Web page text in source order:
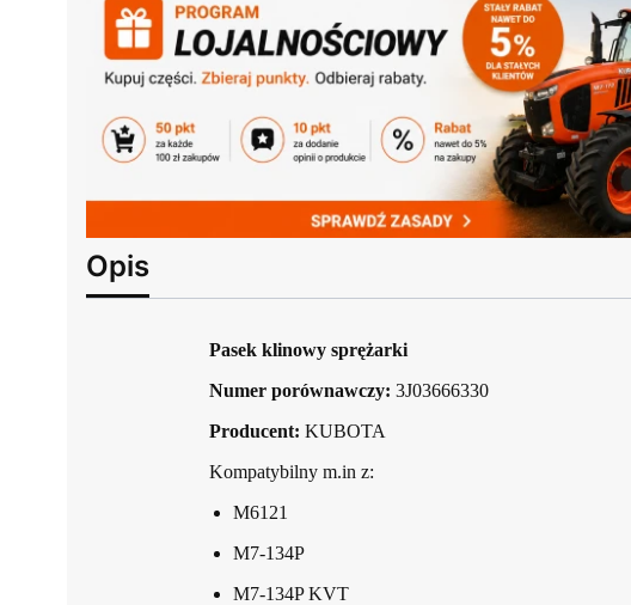
Opis
Pasek klinowy sprężarki
Numer porównawczy: 3J03666330
Producent: KUBOTA
Kompatybilny m.in z:
M6121
M7-134P
M7-134P KVT